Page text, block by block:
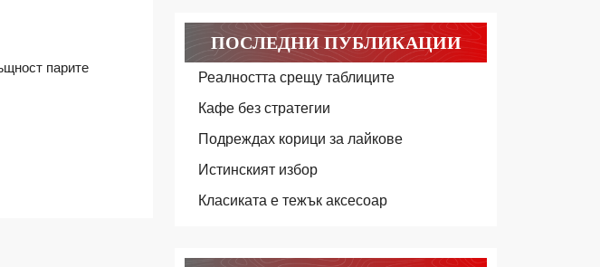
ПОСЛЕДНИ ПУБЛИКАЦИИ
Реалността срещу таблиците
Кафе без стратегии
Подреждах корици за лайкове
Истинският избор
Класиката е тежък аксесоар